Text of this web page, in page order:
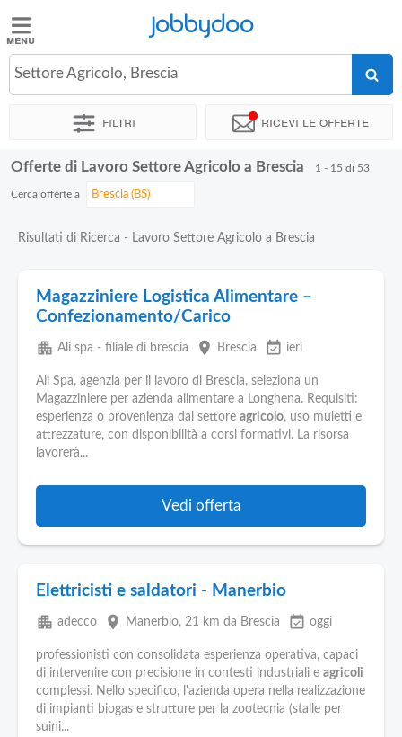
Jobbydoo
Offerte
Stipendi
Elenco
Blog
Pubblica
Offerte
Jobbydoo
Settore Agricolo, Brescia
Filtri Ricevi le offerte
Offerte di Lavoro Settore Agricolo a Brescia 1 - 15 di 53
Cerca offerte a
Risultati di Ricerca - Lavoro Settore Agricolo a Brescia
Magazziniere Logistica Alimentare –
Confezionamento/Carico
apartment Ali spa - filiale di brescia place Brescia event_available ieri
Ali Spa, agenzia per il lavoro di Brescia, seleziona un
Magazziniere per azienda alimentare a Longhena. Requisiti:
esperienza o provenienza dal settore agricolo, uso muletti e
attrezzature, con disponibilità a corsi formativi. La risorsa
lavorerà...
Vedi offerta
Elettricisti e saldatori - Manerbio
apartment adecco place Manerbio, 21 km da Brescia event_available oggi
professionisti con consolidata esperienza operativa, capaci
di intervenire con precisione in contesti industriali e agricoli
complessi. Nello specifico, l'azienda opera nella realizzazione
di impianti biogas e strutture per la zootecnia (stalle per
suini...